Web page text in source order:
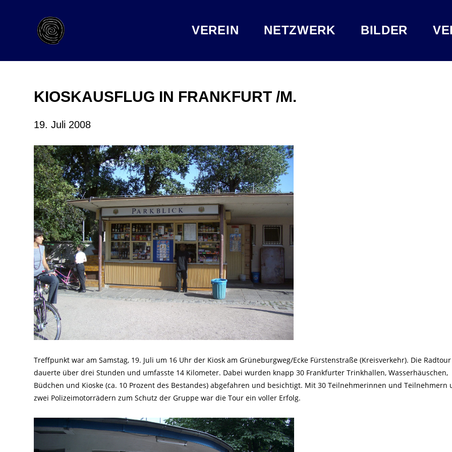
VEREIN NETZWERK BILDER
KIOSKAUSFLUG IN FRANKFURT /M.
19. Juli 2008
Treffpunkt war am Samstag, 19. Juli um 16 Uhr der Kiosk am Grüneburgweg/Ecke Fürstenstraße (Kreisverkehr). Die Radtour
dauerte über drei Stunden und umfasste 14 Kilometer. Dabei wurden knapp 30 Frankfurter Trinkhallen, Wasserhäuschen,
Büdchen und Kioske (ca. 10 Prozent des Bestandes) abgefahren und besichtigt. Mit 30 Teilnehmerinnen und Teilnehmern
zwei Polizeimotorrädern zum Schutz der Gruppe war die Tour ein voller Erfolg.